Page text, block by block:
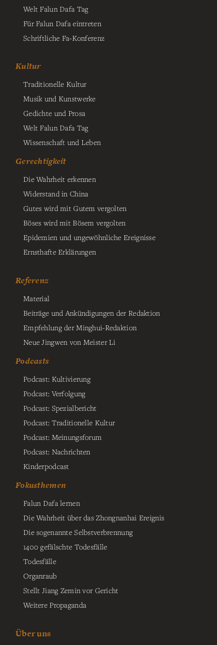
Welt Falun Dafa Tag
Für Falun Dafa eintreten
Schriftliche Fa-Konferenz
Kultur
Traditionelle Kultur
Musik und Kunstwerke
Gedichte und Prosa
Welt Falun Dafa Tag
Wissenschaft und Leben
Gerechtigkeit
Die Wahrheit erkennen
Widerstand in China
Gutes wird mit Gutem vergolten
Böses wird mit Bösem vergolten
Epidemien und ungewöhnliche Ereignisse
Ernsthafte Erklärungen
Referenz
Material
Beiträge und Ankündigungen der Redaktion
Empfehlung der Minghui-Redaktion
Neue Jingwen von Meister Li
Podcasts
Podcast: Kultivierung
Podcast: Verfolgung
Podcast: Spezialbericht
Podcast: Traditionelle Kultur
Podcast: Meinungsforum
Podcast: Nachrichten
Kinderpodcast
Fokusthemen
Falun Dafa lernen
Die Wahrheit über das Zhongnanhai Ereignis
Die sogenannte Selbstverbrennung
1400 gefälschte Todesfälle
Todesfälle
Organraub
Stellt Jiang Zemin vor Gericht
Weitere Propaganda
Über uns